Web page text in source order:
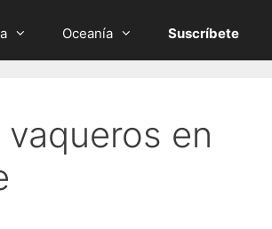
Oceanía Suscríbete
en